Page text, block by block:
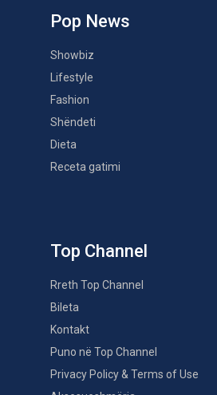
Pop News
Showbiz
Lifestyle
Fashion
Shëndeti
Dieta
Receta gatimi
Top Channel
Rreth Top Channel
Bileta
Kontakt
Puno në Top Channel
Privacy Policy & Terms of Use